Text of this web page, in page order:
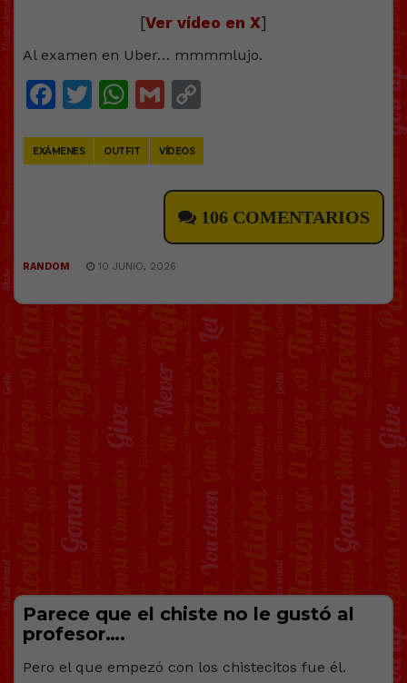
[Ver vídeo en X]
Al examen en Uber… mmmmlujo.
Facebook
Twitter
WhatsApp
Gmail
EXÁMENES OUTFIT VÍDEOS
106 COMENTARIOS
RANDOM 10 JUNIO, 2026
Parece que el chiste no le gustó al
profesor….
Pero el que empezó con los chistecitos fue él.